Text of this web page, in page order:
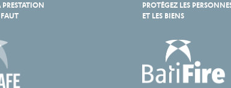
PROTÉGEZ LES
ET LES BIENS